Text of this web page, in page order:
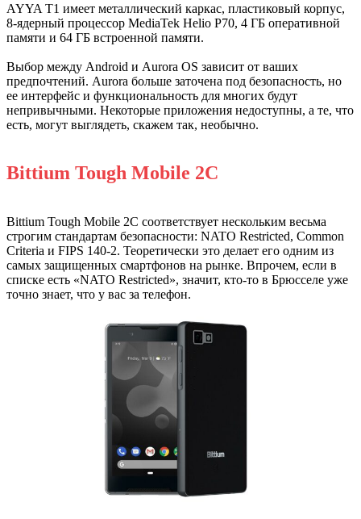
AYYA T1 имеет металлический каркас, пластиковый корпус,
8-ядерный процессор MediaTek Helio P70, 4 ГБ оперативной
памяти и 64 ГБ встроенной памяти.
Выбор между Android и Aurora OS зависит от ваших
предпочтений. Aurora больше заточена под безопасность, но
ее интерфейс и функциональность для многих будут
непривычными. Некоторые приложения недоступны, а те, что
есть, могут выглядеть, скажем так, необычно.
Bittium Tough Mobile 2C
Bittium Tough Mobile 2C соответствует нескольким весьма
строгим стандартам безопасности: NATO Restricted, Common
Criteria и FIPS 140-2. Теоретически это делает его одним из
самых защищенных смартфонов на рынке. Впрочем, если в
списке есть «NATO Restricted», значит, кто-то в Брюсселе уже
точно знает, что у вас за телефон.